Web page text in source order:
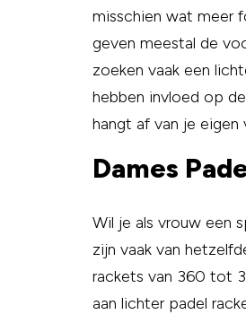
misschien wat meer
geven meestal de
zoeken vaak een
hebben invloed op
hangt af van je
Dames
Wil je als vrouw een
zijn vaak van
rackets van 360 tot
aan lichter padel